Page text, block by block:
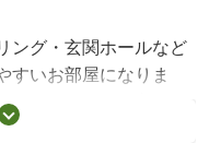
ング・玄関ホールなど
すいお部屋になりま
件です。全居室が洋
面も、日々しっかりと